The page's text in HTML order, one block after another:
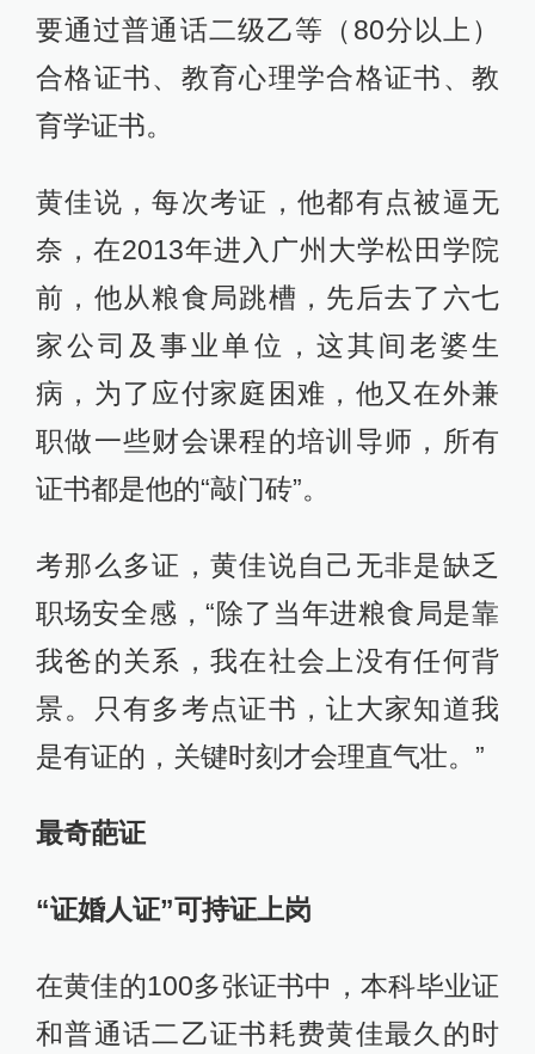
要通过普通话二级乙等（80分以上）
合格证书、教育心理学合格证书、教
育学证书。
黄佳说，每次考证，他都有点被逼无
奈，在2013年进入广州大学松田学院
前，他从粮食局跳槽，先后去了六七
家公司及事业单位，这其间老婆生
病，为了应付家庭困难，他又在外兼
职做一些财会课程的培训导师，所有
证书都是他的“敲门砖”。
考那么多证，黄佳说自己无非是缺乏
职场安全感，“除了当年进粮食局是靠
我爸的关系，我在社会上没有任何背
景。只有多考点证书，让大家知道我
是有证的，关键时刻才会理直气壮。”
最奇葩证
“证婚人证”可持证上岗
在黄佳的100多张证书中，本科毕业证
和普通话二乙证书耗费黄佳最久的时